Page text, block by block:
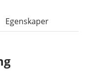
Egenskaper